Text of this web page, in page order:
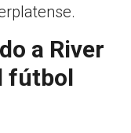
a River
fútbol